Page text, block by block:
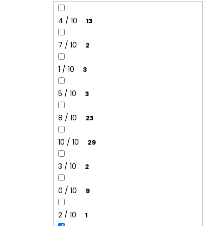
4 / 10 13
7 / 10 2
1 / 10 3
5 / 10 3
8 / 10 23
10 / 10 29
3 / 10 2
0 / 10 9
2 / 10 1